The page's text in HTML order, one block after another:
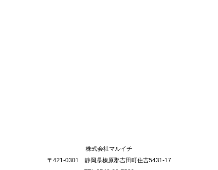
株式会社マルイチ
〒421-0301 静岡県榛原郡吉田町住吉5431-17